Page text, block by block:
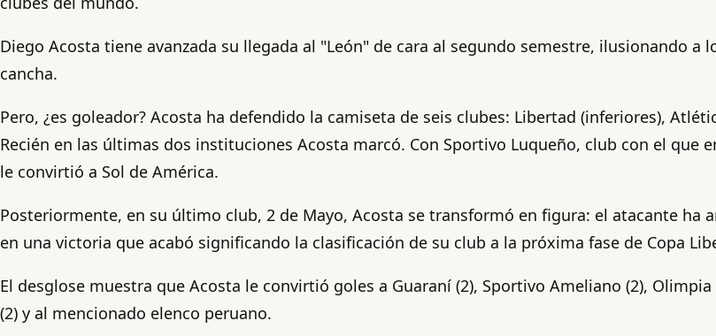
Diego Acosta tiene avanzada su llegada al "León" de cara al segundo semestre, ilusionando
cancha.
Pero, ¿es goleador? Acosta ha defendido la camiseta de seis clubes: Libertad (inferiores),
Recién en las últimas dos instituciones Acosta marcó. Con Sportivo Luqueño, club con el que
le convirtió a Sol de América.
Posteriormente, en su último club, 2 de Mayo, Acosta se transformó en figura: el atacante ha
en una victoria que acabó significando la clasificación de su club a la próxima fase de Copa
El desglose muestra que Acosta le convirtió goles a Guaraní (2), Sportivo Ameliano (2),
(2) y al mencionado elenco peruano.